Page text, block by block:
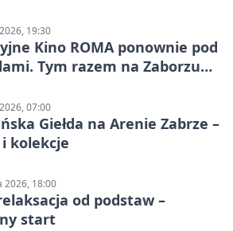
19:30
Kino ROMA ponownie pod
Tym razem na Zaborzu
07:00
Giełda na Arenie Zabrze –
kolekcje
2026, 18:00
od podstaw –
start